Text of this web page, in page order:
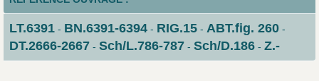
LT.6391- BN.6391-6394- RIG.15- ABT.fig. 260-
DT.2666-2667- Sch/L.786-787- Sch/D.186- Z.-